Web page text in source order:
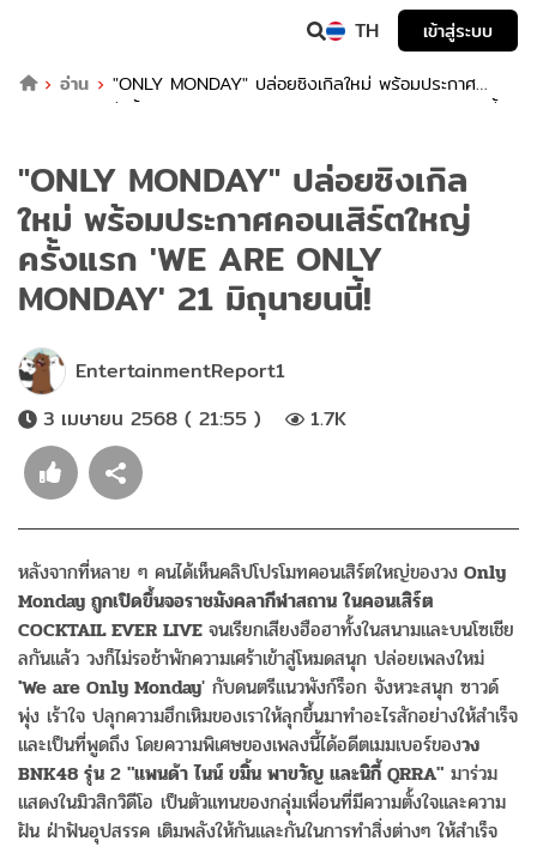
TH
เข้าสู่ระบบ
อ่าน
"ONLY MONDAY" ปล่อยซิงเกิลใหม่ พร้อมประกาศ
คอนเสิร์ตใหญ่ครั้งแรก 'WE ARE ONLY MONDAY' 21 มิถุนายนนี้!
"ONLY MONDAY" ปล่อยซิงเกิล
ใหม่ พร้อมประกาศคอนเสิร์ตใหญ่
ครั้งแรก 'WE ARE ONLY
MONDAY' 21 มิถุนายนนี้!
EntertainmentReport1
3 เมษายน 2568 ( 21:55 )
1.7K
หลังจากที่หลาย ๆ คนได้เห็นคลิปโปรโมทคอนเสิร์ตใหญ่ของวง Only
Monday ถูกเปิดขึ้นจอราชมังคลากีฬาสถาน ในคอนเสิร์ต
COCKTAIL EVER LIVE จนเรียกเสียงฮือฮาทั้งในสนามและบนโซเชีย
ลกันแล้ว วงก็ไม่รอช้าพักความเศร้าเข้าสู่โหมดสนุก ปล่อยเพลงใหม่
'We are Only Monday' กับดนตรีแนวพังก์ร็อก จังหวะสนุก ซาวด์
พุ่ง เร้าใจ ปลุกความฮึกเหิมของเราให้ลุกขึ้นมาทำอะไรสักอย่างให้สำเร็จ
และเป็นที่พูดถึง โดยความพิเศษของเพลงนี้ได้อดีตเมมเบอร์ของวง
BNK48 รุ่น 2 "แพนด้า ไนน์ ขมิ้น พาขวัญ และนิกี้ QRRA" มาร่วม
แสดงในมิวสิกวิดีโอ เป็นตัวแทนของกลุ่มเพื่อนที่มีความตั้งใจและความ
ฝัน ฝ่าฟันอุปสรรค เติมพลังให้กันและกันในการทำสิ่งต่างๆ ให้สำเร็จ